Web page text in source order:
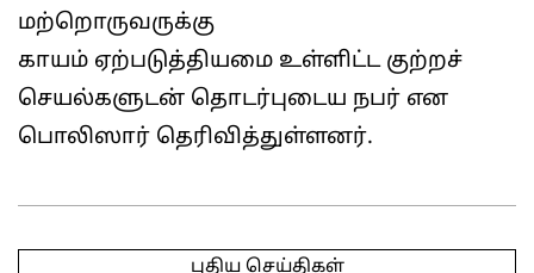
மற்றொருவருக்கு
காயம் ஏற்படுத்தியமை உள்ளிட்ட குற்றச்
செயல்களுடன் தொடர்புடைய நபர் என
பொலிஸார் தெரிவித்துள்ளனர்.
03-
புதிய செய்திகள்